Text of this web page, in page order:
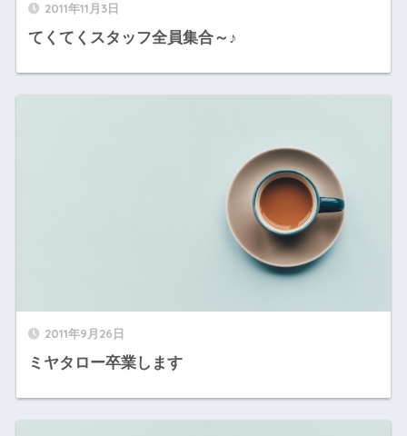
2011年11月3日
てくてくスタッフ全員集合～♪
2011年9月26日
ミヤタロー卒業します